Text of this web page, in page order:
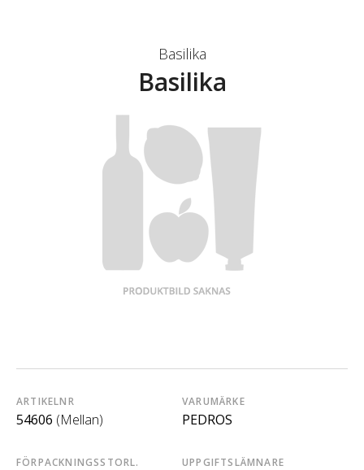
Basilika
Basilika
ARTIKELNR
54606 (Mellan)
VARUMÄRKE
PEDROS
FÖRPACKNINGSSTORL. UPPGIFTSLÄMNARE